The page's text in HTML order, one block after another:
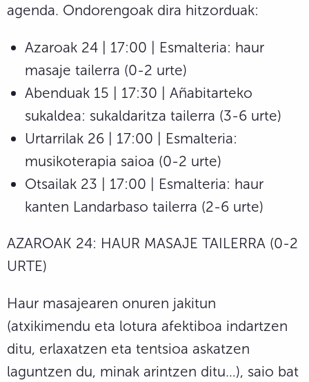
agenda. Ondorengoak dira hitzorduak:
Azaroak 24 | 17:00 | Esmalteria: haur
masaje tailerra (0-2 urte)
Abenduak 15 | 17:30 | Añabitarteko
sukaldea: sukaldaritza tailerra (3-6 urte)
Urtarrilak 26 | 17:00 | Esmalteria:
musikoterapia saioa (0-2 urte)
Otsailak 23 | 17:00 | Esmalteria: haur
kanten Landarbaso tailerra (2-6 urte)
AZAROAK 24: HAUR MASAJE TAILERRA (0-2
URTE)
Haur masajearen onuren jakitun
(atxikimendu eta lotura afektiboa indartzen
ditu, erlaxatzen eta tentsioa askatzen
laguntzen du, minak arintzen ditu…), saio bat